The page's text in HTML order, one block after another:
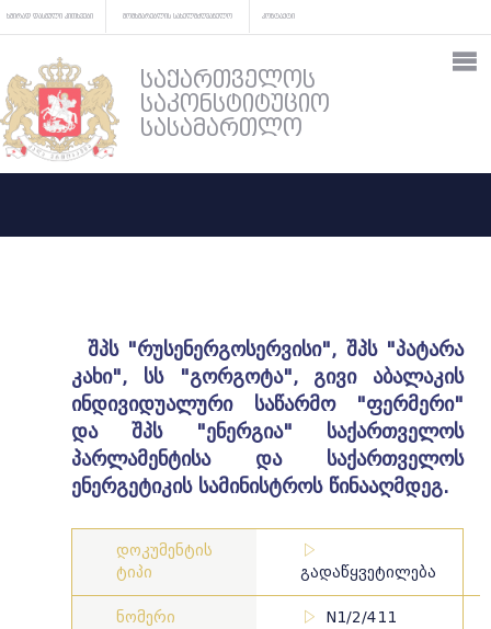
ხშირად დასმული კითხვები მომხმარებლის სახელმძღვანელო კონტაქტი
საქართველოს
საკონსტიტუციო
სასამართლო
შპს "რუსენერგოსერვისი", შპს "პატარა
კახი", სს "გორგოტა", გივი აბალაკის
ინდივიდუალური საწარმო "ფერმერი"
და შპს "ენერგია" საქართველოს
პარლამენტისა და საქართველოს
ენერგეტიკის სამინისტროს წინააღმდეგ.
დოკუმენტის
ტიპი
გადაწყვეტილება
ნომერი N1/2/411